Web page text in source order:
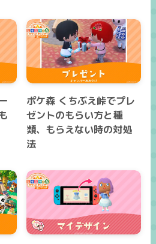
ポケ森 くちぶえ峠でプレ
ゼントのもらい方と種
類、もらえない時の対処
法